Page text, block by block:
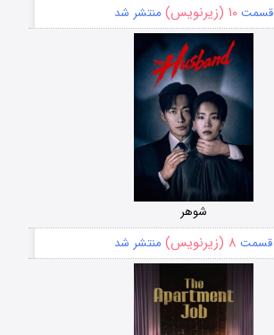
قسمت۱۰ (زیرنویس) منتشر شد
شوهر
قسمت ۸ (زیرنویس) منتشر شد